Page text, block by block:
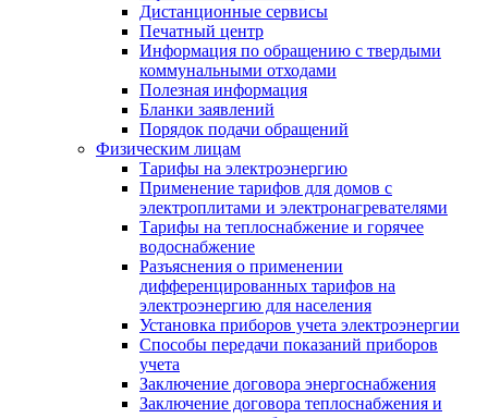
Дистанционные сервисы
Печатный центр
Информация по обращению с твердыми
коммунальными отходами
Полезная информация
Бланки заявлений
Порядок подачи обращений
Физическим лицам
Тарифы на электроэнергию
Применение тарифов для домов с
электроплитами и электронагревателями
Тарифы на теплоснабжение и горячее
водоснабжение
Разъяснения о применении
дифференцированных тарифов на
электроэнергию для населения
Установка приборов учета электроэнергии
Способы передачи показаний приборов
учета
Заключение договора энергоснабжения
Заключение договора теплоснабжения и